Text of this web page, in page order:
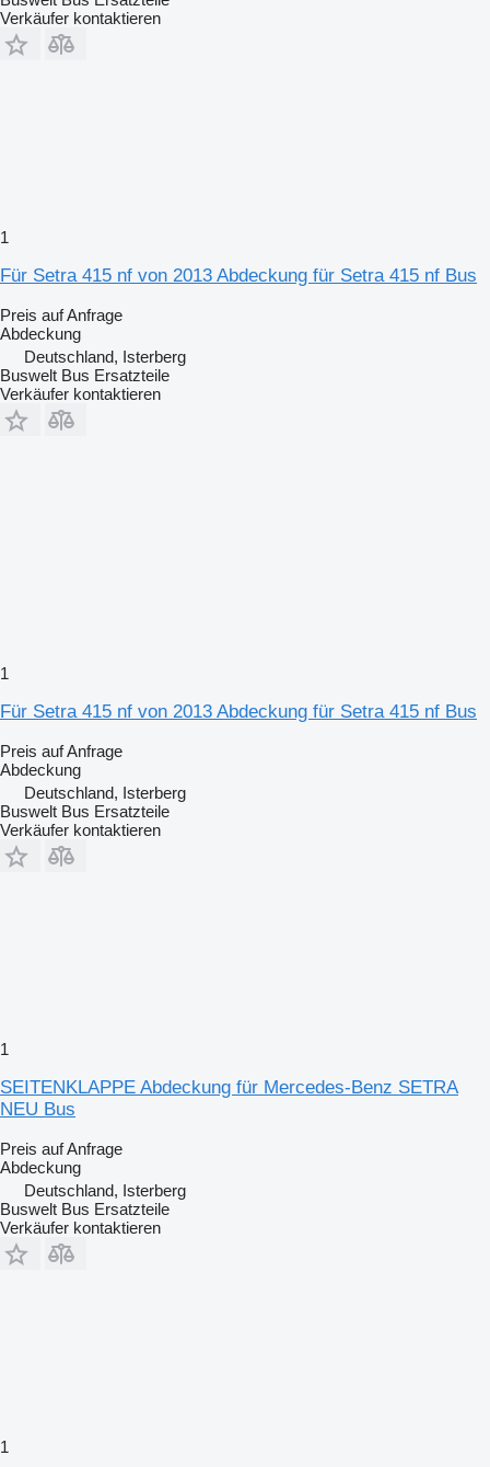
Verkäufer kontaktieren
1
Für Setra 415 nf von 2013 Abdeckung für Setra 415 nf Bus
Preis auf Anfrage
Abdeckung
Deutschland, Isterberg
Buswelt Bus Ersatzteile
Verkäufer kontaktieren
1
Für Setra 415 nf von 2013 Abdeckung für Setra 415 nf Bus
Preis auf Anfrage
Abdeckung
Deutschland, Isterberg
Buswelt Bus Ersatzteile
Verkäufer kontaktieren
1
SEITENKLAPPE Abdeckung für Mercedes-Benz SETRA
NEU Bus
Preis auf Anfrage
Abdeckung
Deutschland, Isterberg
Buswelt Bus Ersatzteile
Verkäufer kontaktieren
1